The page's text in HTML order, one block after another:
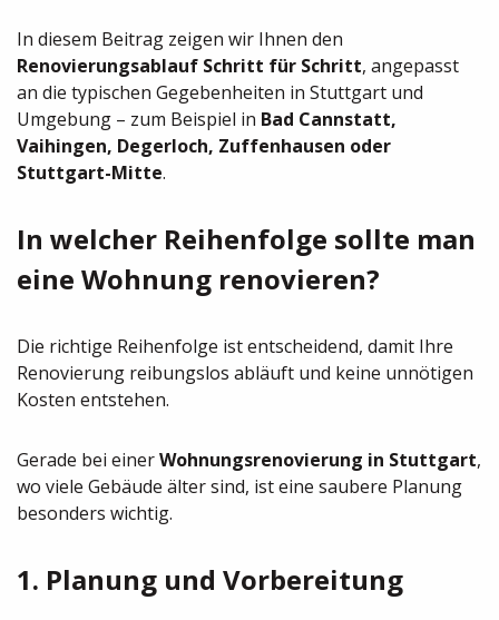
In diesem Beitrag zeigen wir Ihnen den
Renovierungsablauf Schritt für Schritt, angepasst
an die typischen Gegebenheiten in Stuttgart und
Umgebung – zum Beispiel in Bad Cannstatt,
Vaihingen, Degerloch, Zuffenhausen oder
Stuttgart-Mitte.
In welcher Reihenfolge sollte man
eine Wohnung renovieren?
Die richtige Reihenfolge ist entscheidend, damit Ihre
Renovierung reibungslos abläuft und keine unnötigen
Kosten entstehen.
Gerade bei einerWohnungsrenovierung in Stuttgart,
wo viele Gebäude älter sind, ist eine saubere Planung
besonders wichtig.
1. Planung und Vorbereitung